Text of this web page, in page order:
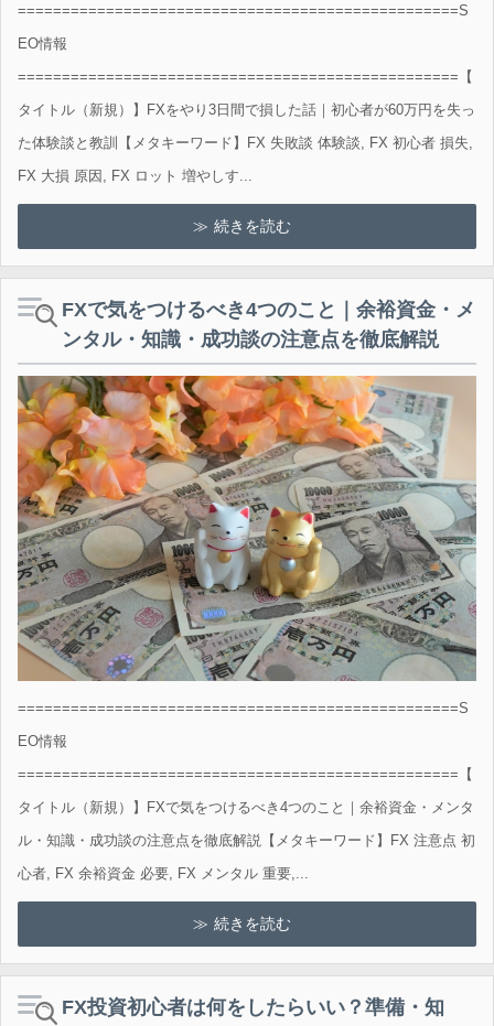
==================================================S
EO情報
==================================================【
タイトル（新規）】FXをやり3日間で損した話｜初心者が60万円を失っ
た体験談と教訓【メタキーワード】FX 失敗談 体験談, FX 初心者 損失,
FX 大損 原因, FX ロット 増やしす...
続きを読む
FXで気をつけるべき4つのこと｜余裕資金・メ
ンタル・知識・成功談の注意点を徹底解説
==================================================S
EO情報
==================================================【
タイトル（新規）】FXで気をつけるべき4つのこと｜余裕資金・メンタ
ル・知識・成功談の注意点を徹底解説【メタキーワード】FX 注意点 初
心者, FX 余裕資金 必要, FX メンタル 重要,...
続きを読む
FX投資初心者は何をしたらいい？準備・知